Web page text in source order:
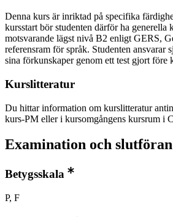
Denna kurs är inriktad på specifika
kursstart bör studenten därför ha generella
motsvarande lägst nivå B2 enligt GERS,
referensram för språk. Studenten ansvarar
sina förkunskaper genom ett test gjort före
Kurslitteratur
Du hittar information om kurslitteratur
kurs-PM eller i kursomgångens kursrum i
Examination och
Betygsskala
P, F